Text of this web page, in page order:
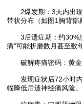
2爆发期：3天内出现
带状分布（如图1胸背部
3后遗症期：约30%
痛"可能折磨数月甚至数
破解疼痛密码：黄金
发现症状后72小时内
幅降低后遗神经痛风险